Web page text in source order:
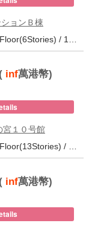
ョンＢ棟
inf萬港幣)
宮１０号館
inf萬港幣)